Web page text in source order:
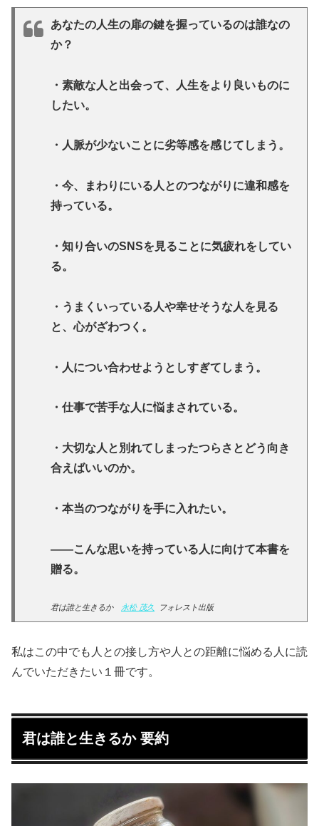
あなたの人生の扉の鍵を握っているのは誰なの
か？
・素敵な人と出会って、人生をより良いものに
したい。
・人脈が少ないことに劣等感を感じてしまう。
・今、まわりにいる人とのつながりに違和感を
持っている。
・知り合いのSNSを見ることに気疲れをしてい
る。
・うまくいっている人や幸せそうな人を見る
と、心がざわつく。
・人につい合わせようとしすぎてしまう。
・仕事で苦手な人に悩まされている。
・大切な人と別れてしまったつらさとどう向き
合えばいいのか。
・本当のつながりを手に入れたい。
――こんな思いを持っている人に向けて本書を
贈る。
君は誰と生きるか 永松 茂久 フォレスト出版
私はこの中でも人との接し方や人との距離に悩める人に読
んでいただきたい１冊です。
君は誰と生きるか 要約